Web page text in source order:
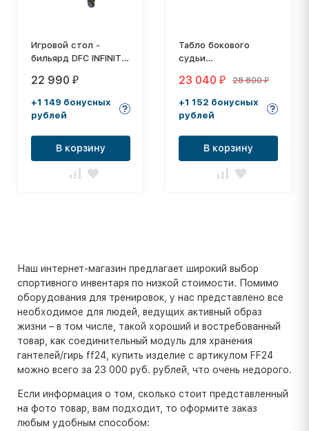
Игровой стол -
бильярд DFC INFINITY
22 990 ₽
+1 149 бонусных
рублей
В корзину
Табло бокового
судьи
ТС-130x2b
23 040 ₽ 28 800₽
+1 152 бонусных
рублей
В корзину
Наш интернет-магазин предлагает широкий выбор
спортивного инвентаря по низкой стоимости. Помимо
оборудования для тренировок, у нас представлено все
необходимое для людей, ведущих активный образ
жизни – в том числе, такой хороший и востребованный
товар, как соединительный модуль для хранения
гантелей/гирь ff24, купить изделие с артикулом FF24
можно всего за 23 000 руб. рублей, что очень недорого.
Если информация о том, сколько стоит представленный
на фото товар, вам подходит, то оформите заказ
любым удобным способом: